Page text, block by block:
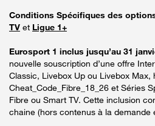
Conditions Spécifiques des
TV et Ligue 1+
Eurosport 1 inclus jusqu’au 31
nouvelle souscription d’une offre
Classic, Livebox Up ou Livebox Max,
Cheat_Code_Fibre_18_26 et Séries
Fibre ou Smart TV. Cette inclusion
chaine (hors contenus à la demande